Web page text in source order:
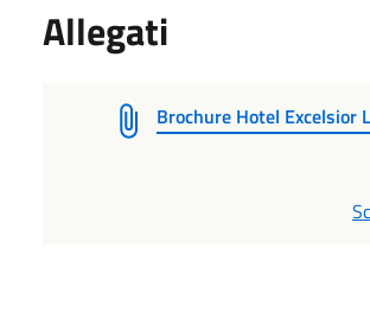
Allegati
Brochure Hotel Excelsior